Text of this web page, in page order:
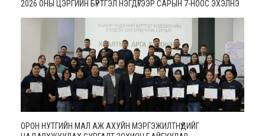
2026 ОНЫ ЦЭРГИЙН БҮРТГЭЛ НЭГДҮГЭЭР САРЫН 7-НООС ЭХЭЛНЭ
ОРОН НУТГИЙН МАЛ АЖ АХУЙН МЭРГЭЖИЛТНҮҮДИЙГ